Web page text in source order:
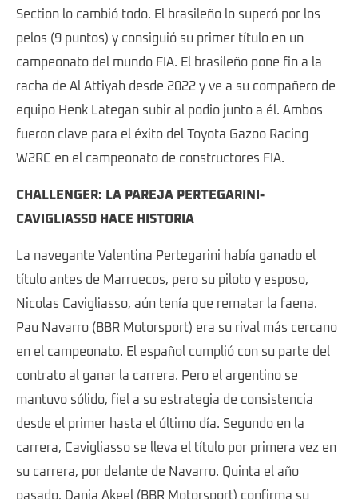
Section lo cambió todo. El brasileño lo superó por los
pelos (9 puntos) y consiguió su primer título en un
campeonato del mundo FIA. El brasileño pone fin a la
racha de Al Attiyah desde 2022 y ve a su compañero de
equipo Henk Lategan subir al podio junto a él. Ambos
fueron clave para el éxito del Toyota Gazoo Racing
W2RC en el campeonato de constructores FIA.
CHALLENGER: LA PAREJA PERTEGARINI-
CAVIGLIASSO HACE HISTORIA
La navegante Valentina Pertegarini había ganado el
título antes de Marruecos, pero su piloto y esposo,
Nicolas Cavigliasso, aún tenía que rematar la faena.
Pau Navarro (BBR Motorsport) era su rival más cercano
en el campeonato. El español cumplió con su parte del
contrato al ganar la carrera. Pero el argentino se
mantuvo sólido, fiel a su estrategia de consistencia
desde el primer hasta el último día. Segundo en la
carrera, Cavigliasso se lleva el título por primera vez en
su carrera, por delante de Navarro. Quinta el año
pasado, Dania Akeel (BBR Motorsport) confirma su